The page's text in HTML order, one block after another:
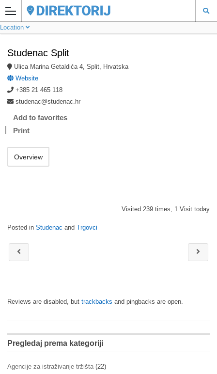
Location
Studenac Split
Ulica Marina Getaldića 4, Split, Hrvatska
Website
+385 21 465 118
studenac@studenac.hr
Add to favorites
Print
Overview
Visited 239 times, 1 Visit today
Posted in Studenac and Trgovci
Reviews are disabled, but trackbacks and pingbacks are open.
Pregledaj prema kategoriji
Agencije za istraživanje tržišta(22)